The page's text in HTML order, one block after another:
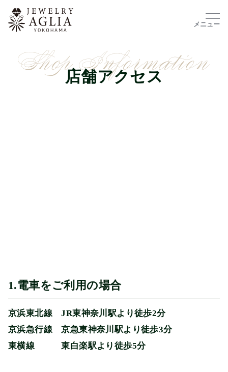
メニュー
店舗アクセス
1.電車をご利用の場合
京浜東北線 JR東神奈川駅より徒歩2分
京浜急行線 京急東神奈川駅より徒歩3分
東横線 東白楽駅より徒歩5分